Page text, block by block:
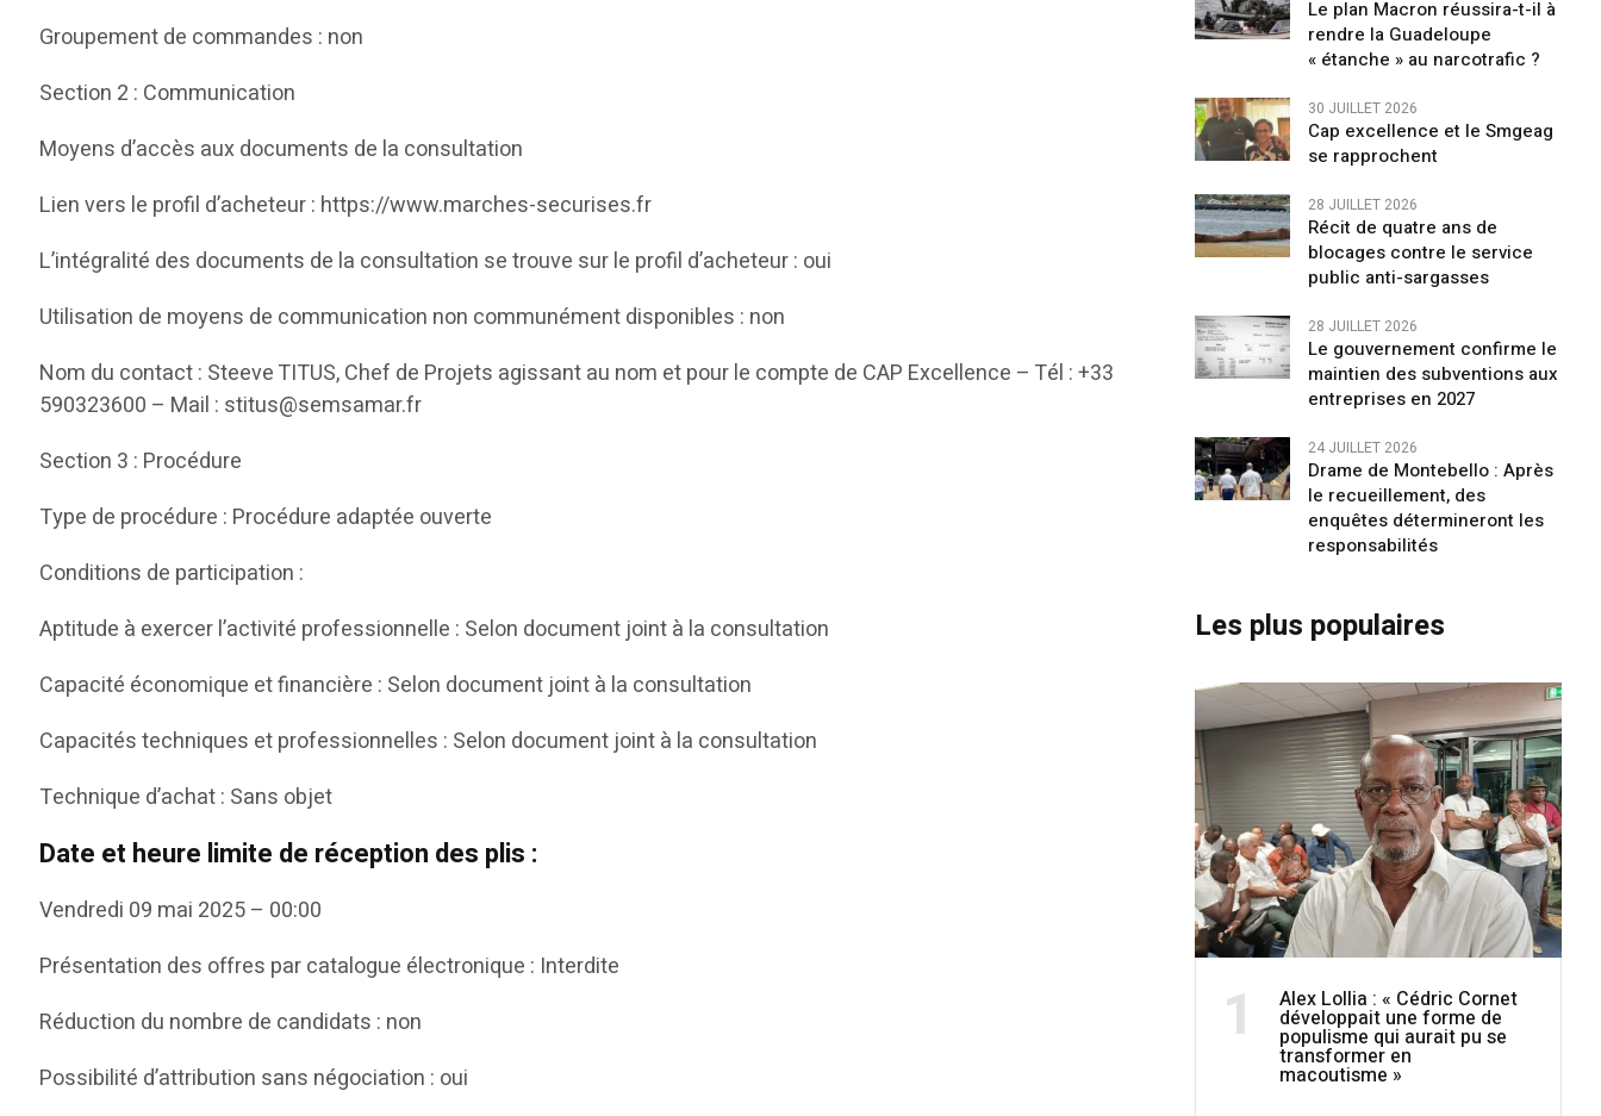
Groupement de commandes : non
Section 2 : Communication
Moyens d’accès aux documents de la consultation
Lien vers le profil d’acheteur : https://www.marches-securises.fr
L’intégralité des documents de la consultation se trouve sur le profil d’acheteur : oui
Utilisation de moyens de communication non communément disponibles : non
Nom du contact : Steeve TITUS, Chef de Projets agissant au nom et pour le compte de CAP Excellence – Tél : +33
590323600 – Mail : stitus@semsamar.fr
Section 3 : Procédure
Type de procédure : Procédure adaptée ouverte
Conditions de participation :
Aptitude à exercer l’activité professionnelle : Selon document joint à la consultation
Capacité économique et financière : Selon document joint à la consultation
Capacités techniques et professionnelles : Selon document joint à la consultation
Technique d’achat : Sans objet
Date et heure limite de réception des plis :
Vendredi 09 mai 2025 – 00:00
Présentation des offres par catalogue électronique : Interdite
Réduction du nombre de candidats : non
Possibilité d’attribution sans négociation : oui
Le plan Macron réussira-t-il à
rendre la Guadeloupe
« étanche » au narcotrafic ?
30 JUILLET 2026
Cap excellence et le Smgeag
se rapprochent
28 JUILLET 2026
Récit de quatre ans de
blocages contre le service
public anti-sargasses
28 JUILLET 2026
Le gouvernement confirme le
maintien des subventions aux
entreprises en 2027
24 JUILLET 2026
Drame de Montebello : Après
le recueillement, des
enquêtes détermineront les
responsabilités
Les plus populaires
1 Alex Lollia : « Cédric Cornet
développait une forme de
populisme qui aurait pu se
transformer en
macoutisme »